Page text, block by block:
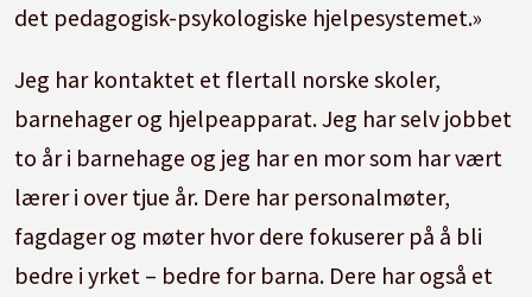
det pedagogisk-psykologiske hjelpesystemet.»
Jeg har kontaktet et flertall norske skoler,
barnehager og hjelpeapparat. Jeg har selv jobbet
to år i barnehage og jeg har en mor som har vært
lærer i over tjue år. Dere har personalmøter,
fagdager og møter hvor dere fokuserer på å bli
bedre i yrket – bedre for barna. Dere har også et